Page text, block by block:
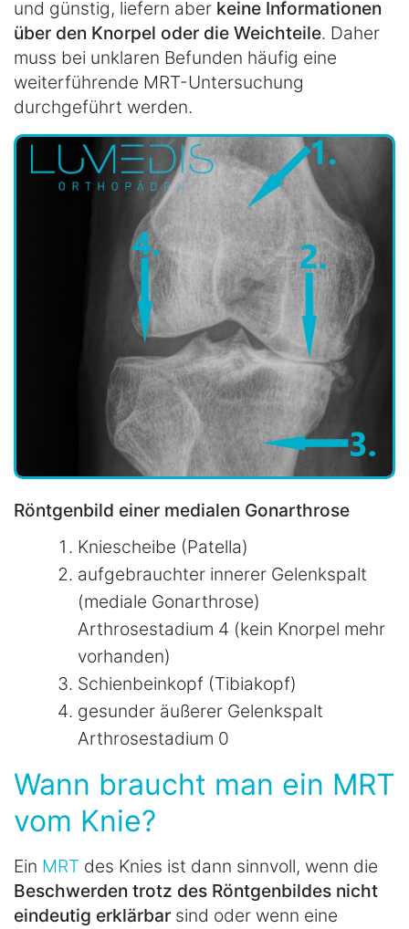
und günstig, liefern aber keine Informationen
über den Knorpel oder die Weichteile. Daher
muss bei unklaren Befunden häufig eine
weiterführende MRT-Untersuchung
durchgeführt werden.
Röntgenbild einer medialen Gonarthrose
Kniescheibe (Patella)
aufgebrauchter innerer Gelenkspalt
(mediale Gonarthrose)
Arthrosestadium 4 (kein Knorpel mehr
vorhanden)
Schienbeinkopf (Tibiakopf)
gesunder äußerer Gelenkspalt
Arthrosestadium 0
Wann braucht man ein MRT
vom Knie?
Ein MRT des Knies ist dann sinnvoll, wenn die
Beschwerden trotz des Röntgenbildes nicht
eindeutig erklärbar sind oder wenn eine